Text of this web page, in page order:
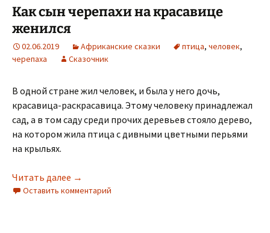
Как сын черепахи на красавице
женился
02.06.2019 Африканские сказки птица, человек,
черепаха
Сказочник
В одной стране жил человек, и была у него дочь,
красавица-раскрасавица. Этому человеку принадлежал
сад, а в том саду среди прочих деревьев стояло дерево,
на котором жила птица с дивными цветными перьями
на крыльях.
Читать далее Как сын черепахи на красавице женился
→
Оставить комментарий